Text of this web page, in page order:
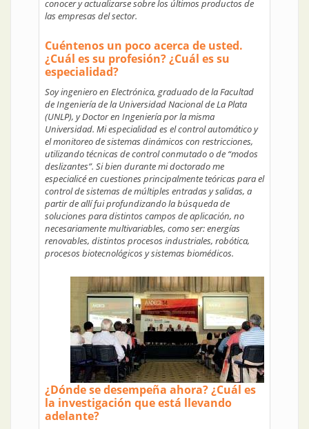
conocer y actualizarse sobre los últimos productos de
las empresas del sector.
Cuéntenos un poco acerca de usted.
¿Cuál es su profesión? ¿Cuál es su
especialidad?
Soy ingeniero en Electrónica, graduado de la Facultad
de Ingeniería de la Universidad Nacional de La Plata
(UNLP), y Doctor en Ingeniería por la misma
Universidad. Mi especialidad es el control automático y
el monitoreo de sistemas dinámicos con restricciones,
utilizando técnicas de control conmutado o de “modos
deslizantes”. Si bien durante mi doctorado me
especialicé en cuestiones principalmente teóricas para el
control de sistemas de múltiples entradas y salidas, a
partir de allí fui profundizando la búsqueda de
soluciones para distintos campos de aplicación, no
necesariamente multivariables, como ser: energías
renovables, distintos procesos industriales, robótica,
procesos biotecnológicos y sistemas biomédicos.
¿Dónde se desempeña ahora? ¿Cuál es
la investigación que está llevando
adelante?